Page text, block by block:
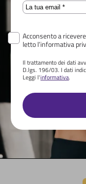
Consulenza
Chiedi
Email
Acconsento a
letto l’informativa
Il trattamento dei dati
D.lgs. 196/03. I dati
Leggi l'informativa.